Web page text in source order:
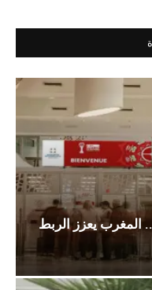
جديدة.. المغرب يعزز الربط